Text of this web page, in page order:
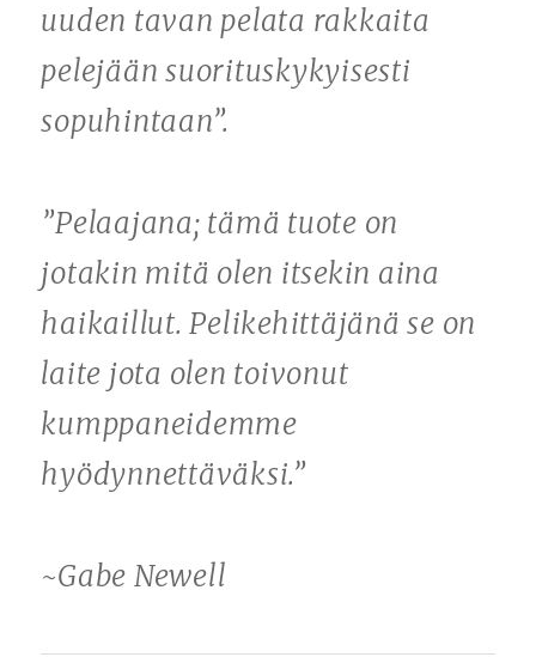
uuden tavan pelata rakkaita
pelejään suorituskykyisesti
sopuhintaan”.
”Pelaajana; tämä tuote on
jotakin mitä olen itsekin aina
haikaillut. Pelikehittäjänä se on
laite jota olen toivonut
kumppaneidemme
hyödynnettäväksi.”
~Gabe Newell